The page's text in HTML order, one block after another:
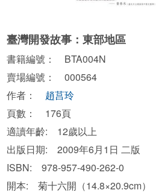
臺灣開發故事：東部地區
書籍編號： BTA004N
賣場編號： 000564
作者： 趙莒玲
頁數： 176頁
適讀年齡: 12歲以上
出版日期: 2009年6月1日 二版
ISBN: 978-957-490-262-0
開本: 菊十六開（14.8×20.9cm）